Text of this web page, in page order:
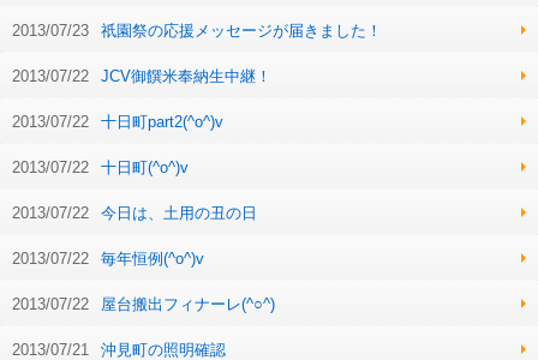
2013/07/23 祇園祭の応援メッセージが届きました！
2013/07/22 JCV御饌米奉納生中継！
2013/07/22 十日町part2(^o^)v
2013/07/22 十日町(^o^)v
2013/07/22 今日は、土用の丑の日
2013/07/22 毎年恒例(^o^)v
2013/07/22 屋台搬出フィナーレ(^○^)
2013/07/21 沖見町の照明確認